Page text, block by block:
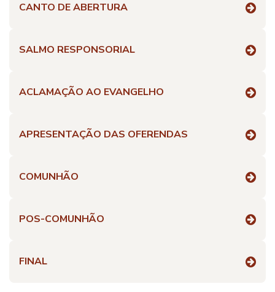
CANTO DE ABERTURA
SALMO RESPONSORIAL
ACLAMAÇÃO AO EVANGELHO
APRESENTAÇÃO DAS OFERENDAS
COMUNHÃO
POS-COMUNHÃO
FINAL